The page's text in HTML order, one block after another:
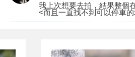
我上次想要去拍，結果整個
<而且一直找不到可以停車
拍攝技法